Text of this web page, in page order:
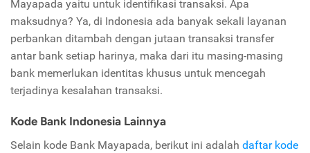
Mayapada yaitu untuk identifikasi transaksi. Apa
maksudnya? Ya, di Indonesia ada banyak sekali layanan
perbankan ditambah dengan jutaan transaksi transfer
antar bank setiap harinya, maka dari itu masing-masing
bank memerlukan identitas khusus untuk mencegah
terjadinya kesalahan transaksi.
Kode Bank Indonesia Lainnya
Selain kode Bank Mayapada, berikut ini adalah daftar kode